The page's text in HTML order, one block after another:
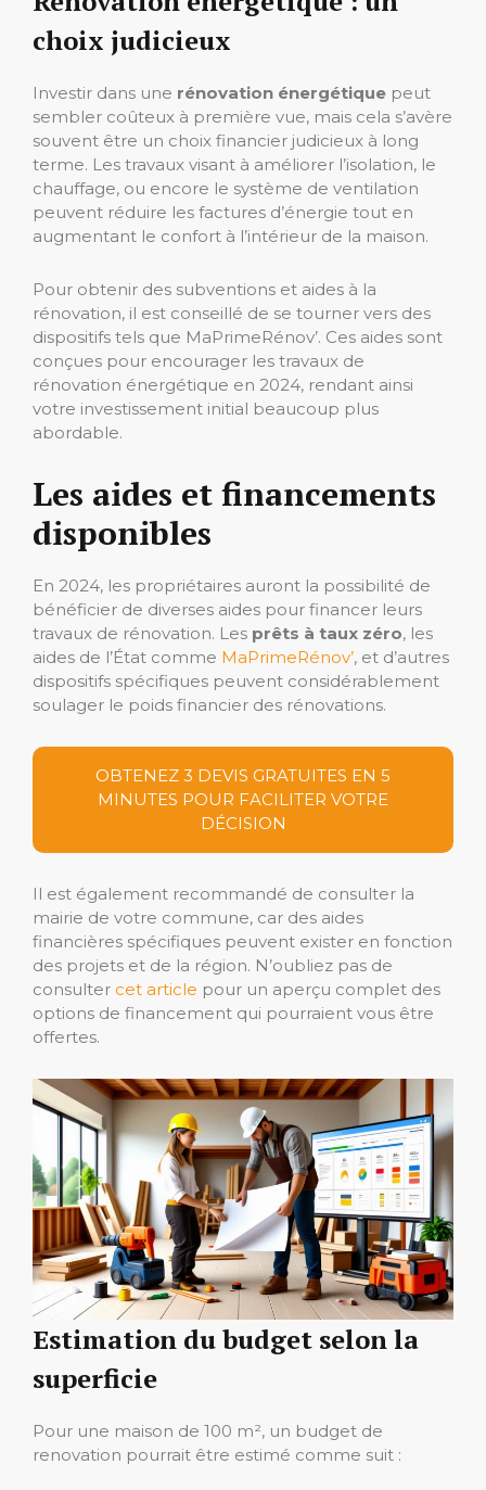
choix judicieux
Investir dans une rénovation énergétique peut
sembler coûteux à première vue, mais cela s’avère
souvent être un choix financier judicieux à long
terme. Les travaux visant à améliorer l’isolation, le
chauffage, ou encore le système de ventilation
peuvent réduire les factures d’énergie tout en
augmentant le confort à l’intérieur de la maison.
Pour obtenir des subventions et aides à la
rénovation, il est conseillé de se tourner vers des
dispositifs tels que MaPrimeRénov’. Ces aides sont
conçues pour encourager les travaux de
rénovation énergétique en 2024, rendant ainsi
votre investissement initial beaucoup plus
abordable.
Les aides et financements
disponibles
En 2024, les propriétaires auront la possibilité de
bénéficier de diverses aides pour financer leurs
travaux de rénovation. Les prêts à taux zéro, les
aides de l’État comme MaPrimeRénov’, et d’autres
dispositifs spécifiques peuvent considérablement
soulager le poids financier des rénovations.
OBTENEZ 3 DEVIS GRATUITES EN 5
MINUTES POUR FACILITER VOTRE
DÉCISION
Il est également recommandé de consulter la
mairie de votre commune, car des aides
financières spécifiques peuvent exister en fonction
des projets et de la région. N’oubliez pas de
consulter cet article pour un aperçu complet des
options de financement qui pourraient vous être
offertes.
Estimation du budget selon la
superficie
Pour une maison de 100 m², un budget de
renovation pourrait être estimé comme suit :